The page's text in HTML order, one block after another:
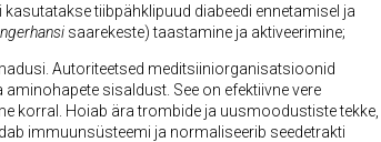
tiibpähklipuud diabeedi ennetamisel ja
saarekeste) taastamine ja aktiveerimine;
Autoriteetsed meditsiiniorganisatsioonid
sisaldust. See on efektiivne vere
korral. Hoiab ära trombide ja uusmoodustiste tekke,
immuunsüsteemi ja normaliseerib seedetrakti